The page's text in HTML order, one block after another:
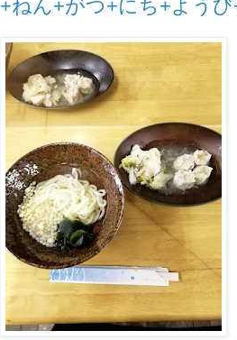
+ねん+がつ+にち+ようび